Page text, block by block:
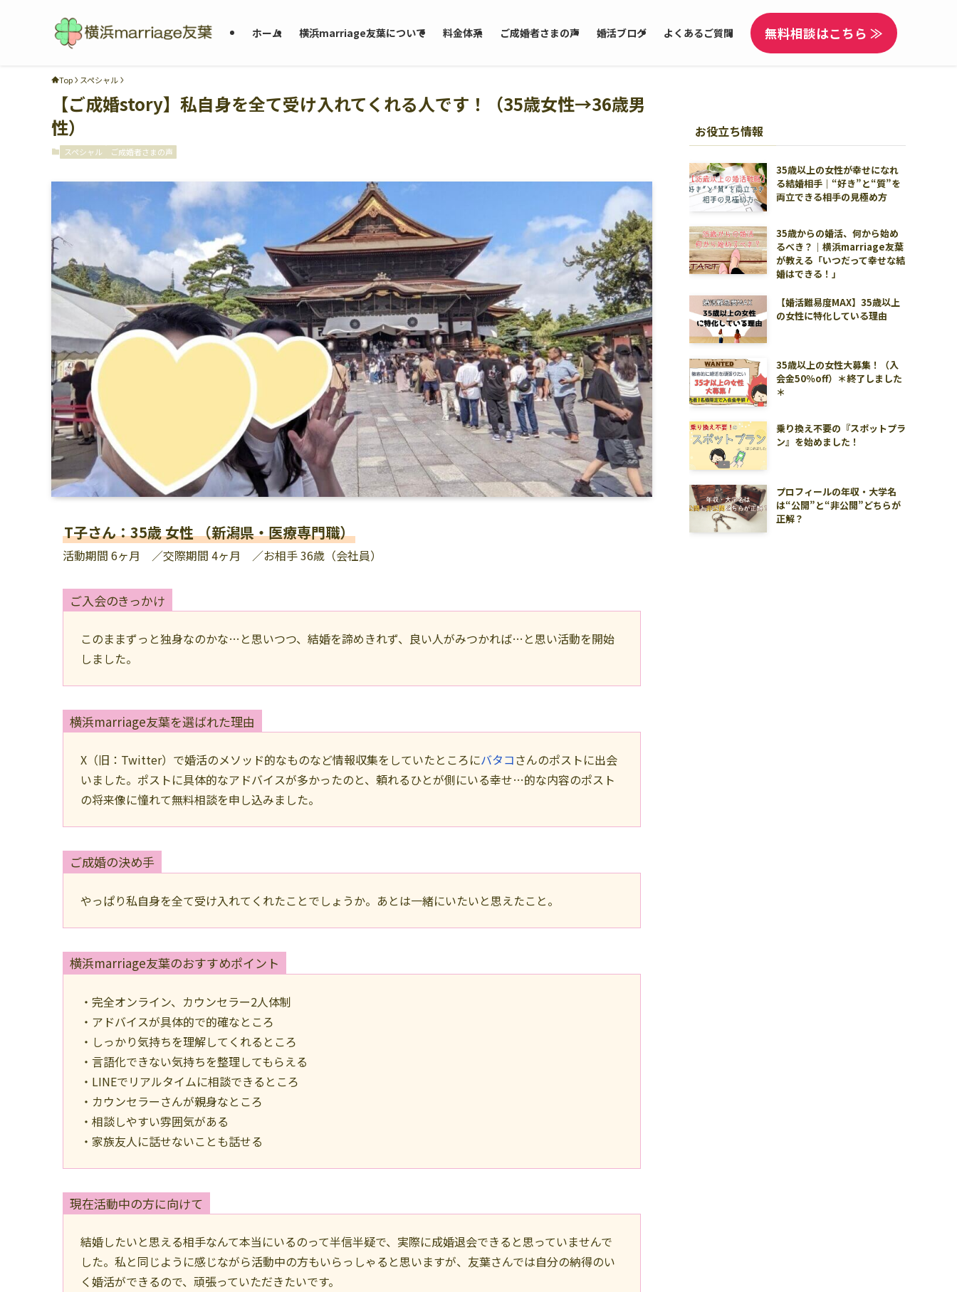
ホーム 横浜marriage友葉について 料金体系 ご成婚者さまの声 婚活ブログ よくあるご質問 無料相談はこちら ≫
Top スペシャル
【ご成婚story】私自身を全て受け入れてくれる人です！（35歳女性→36歳男
性）
スペシャル ご成婚者さまの声
T子さん：35歳 女性 （新潟県・医療専門職）
活動期間 6ヶ月 ／交際期間 4ヶ月 ／お相手 36歳（会社員）
ご入会のきっかけ
このままずっと独身なのかな…と思いつつ、結婚を諦めきれず、良い人がみつかれば…と思い活動を開始
しました。
横浜marriage友葉を選ばれた理由
X（旧：Twitter）で婚活のメソッド的なものなど情報収集をしていたところにバタコさんのポストに出会
いました。ポストに具体的なアドバイスが多かったのと、頼れるひとが側にいる幸せ…的な内容のポスト
の将来像に憧れて無料相談を申し込みました。
ご成婚の決め手
やっぱり私自身を全て受け入れてくれたことでしょうか。あとは一緒にいたいと思えたこと。
横浜marriage友葉のおすすめポイント
・完全オンライン、カウンセラー2人体制
・アドバイスが具体的で的確なところ
・しっかり気持ちを理解してくれるところ
・言語化できない気持ちを整理してもらえる
・LINEでリアルタイムに相談できるところ
・カウンセラーさんが親身なところ
・相談しやすい雰囲気がある
・家族友人に話せないことも話せる
現在活動中の方に向けて
結婚したいと思える相手なんて本当にいるのって半信半疑で、実際に成婚退会できると思っていませんで
した。私と同じように感じながら活動中の方もいらっしゃると思いますが、友葉さんでは自分の納得のい
く婚活ができるので、頑張っていただきたいです。
お役立ち情報
35歳以上の女性が幸せになれ
る結婚相手｜“好き”と“質”を
両立できる相手の見極め方
35歳からの婚活、何から始め
るべき？｜横浜marriage友葉
が教える「いつだって幸せな結
婚はできる！」
【婚活難易度MAX】35歳以上
の女性に特化している理由
35歳以上の女性大募集！（入
会金50％off）＊終了しました
＊
乗り換え不要の『スポットプラ
ン』を始めました！
プロフィールの年収・大学名
は“公開”と“非公開”どちらが
正解？